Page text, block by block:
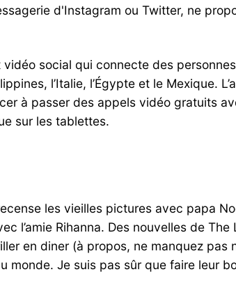
d'Instagram ou Twitter, ne
social qui connecte des
l’Italie, l’Égypte et le Mexique.
à passer des appels vidéo gratuits
sur les tablettes.
les vieilles pictures avec papa
l’amie Rihanna. Des nouvelles de
en diner (à propos, ne manquez
monde. Je suis pas sûr que faire leur